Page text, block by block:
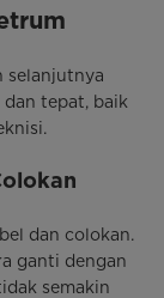
selanjutnya
dan tepat, baik
dan colokan.
ganti dengan
semakin